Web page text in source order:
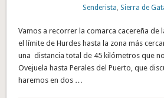
Senderista, Sierra de
Vamos a recorrer la comarca cacereña de
el límite de Hurdes hasta la zona más
una distancia total de 45 kilómetros que
Ovejuela hasta Perales del Puerto, que
haremos en dos …